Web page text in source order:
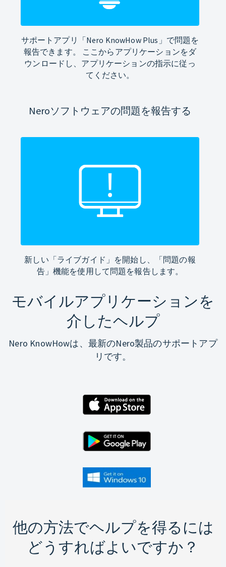
サポートアプリ「Nero KnowHow Plus」で問題を
報告できます。 ここからアプリケーションをダ
ウンロードし、アプリケーションの指示に従っ
てください。
Neroソフトウェアの問題を報告する
新しい「ライブガイド」を開始し、「問題の報
告」機能を使用して問題を報告します。
モバイルアプリケーションを
介したヘルプ
Nero KnowHowは、最新のNero製品のサポートアプ
リです。
他の方法でヘルプを得るには
どうすればよいですか？